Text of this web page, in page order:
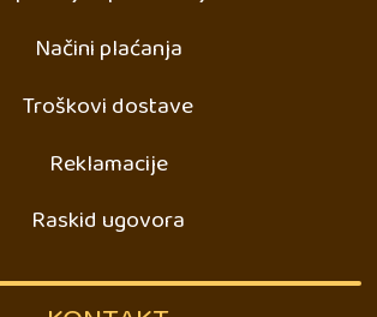
Načini plaćanja
Troškovi dostave
Reklamacije
Raskid ugovora